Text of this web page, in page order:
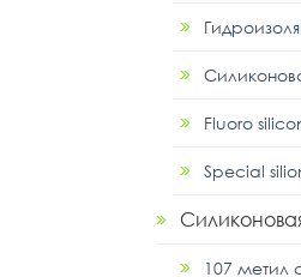
Fluoro
Special
107 метил